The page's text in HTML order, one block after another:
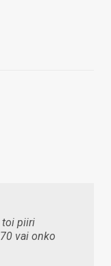
toi piiri
vai onko